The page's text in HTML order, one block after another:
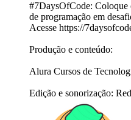
#7DaysOfCode: Coloque
de programação em
Acesse https://
Produção e conteúdo:
Alura Cursos de
Edição e sonorização: